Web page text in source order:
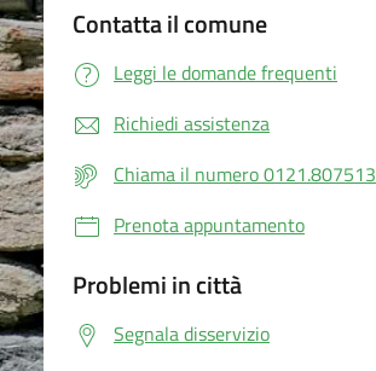
Contatta il comune
Leggi le domande frequenti
Richiedi assistenza
Chiama il numero 0121.807513
Prenota appuntamento
Problemi in città
Segnala disservizio